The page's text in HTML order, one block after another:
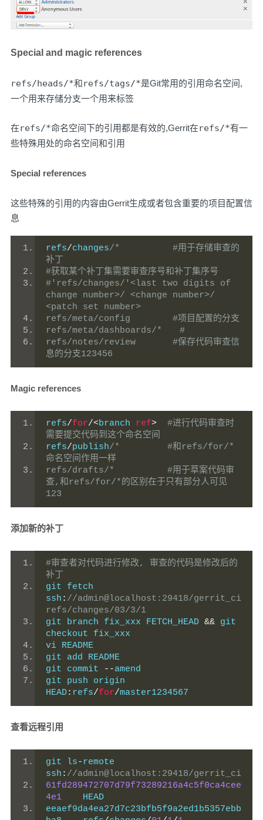
Special and magic references
refs/heads/*和refs/tags/*是Git常用的引用命名空间,
一个用来存储分支一个用来标签
在refs/*命名空间下的引用都是有效的,Gerrit在refs/*有一
些特殊用处的命名空间和引用
Special references
这些特殊的引用的内容由Gerrit生成或者包含重要的项目配置信
息
refs/changes/*          #用于存储审查的
补丁
#获取某个补丁集需要审查序号和补丁集序号
#'refs/changes/'<last two digits of
change number>/ <change number>/
<patch set number>
refs/meta/config        #项目配置的分支
refs/meta/dashboards/*　　#
refs/notes/review       #保存代码审查信
息的分支123456
Magic references
refs/for/<branch ref>
#进行代码审查时
需要提交代码到这个命名空间
refs/publish/*         #和refs/for/*
命名空间作用一样
refs/drafts/*          #用于草案代码审
查,和refs/for/*的区别在于只有部分人可见
123
添加新的补丁
#审查者对代码进行修改, 审查的代码是修改后的
补丁
git fetch
ssh : //admin@localhost:29418/gerrit_ci
refs/changes/03/3/1
git branch fix_xxx FETCH_HEAD && git
checkout fix_xxx
vi README
git add README
git commit
--amend
git push origin
HEAD: refs/for/master1234567
查看远程引用
git ls-remote
ssh : //admin@localhost:29418/gerrit_ci
61fd289472707d79f73289216a4c5f0ca4cee
4e1
    HEAD
eeaef9da4ea27d7c23bfb5f9a2ed1b5357ebb